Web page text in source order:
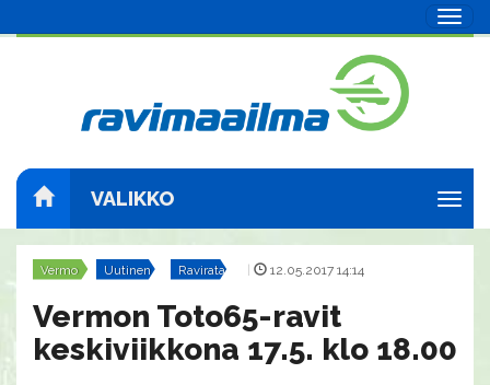
VALIKKO
Vermo Uutinen Ravirata | 12.05.2017 14:14
Vermon Toto65-ravit
keskiviikkona 17.5. klo 18.00